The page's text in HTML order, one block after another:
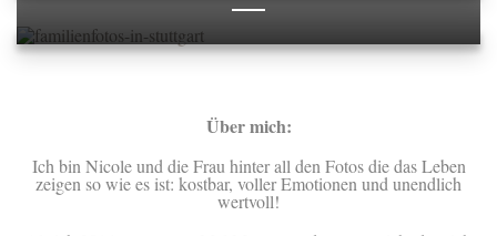
Über mich:
Ich bin Nicole und die Frau hinter all den Fotos die das Leben
zeigen so wie es ist: kostbar, voller Emotionen und unendlich
wertvoll!